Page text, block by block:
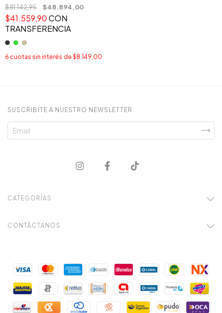
$81.142,95 $48.894,00
$41.559,90CON
TRANSFERENCIA
6 cuotas sin interés de $8.149,00
SUSCRIBITE A NUESTRO NEWSLETTER
CATEGORÍAS
CONTÁCTANOS